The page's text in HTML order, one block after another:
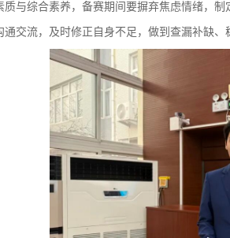
与综合素养，备赛期间要摒弃焦虑情绪，
交流，及时修正自身不足，做到查漏补缺、